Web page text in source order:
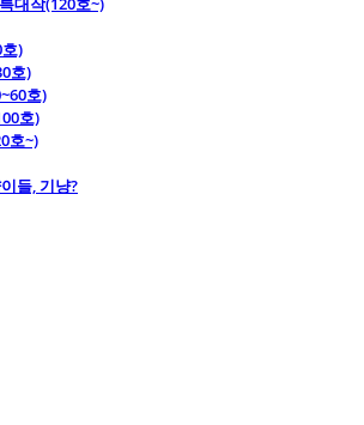
)
호)
호)
호)
호~)
들, 기냥?